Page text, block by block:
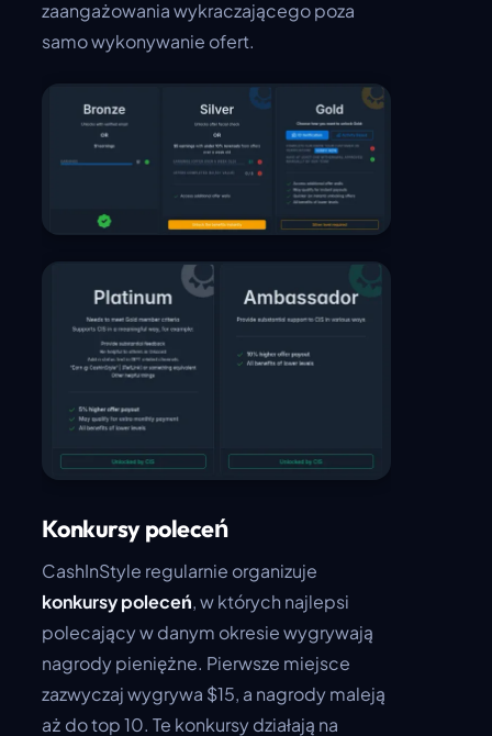
zaangażowania wykraczającego poza
samo wykonywanie ofert.
Konkursy poleceń
CashInStyle regularnie organizuje
konkursy poleceń, w których najlepsi
polecający w danym okresie wygrywają
nagrody pieniężne. Pierwsze miejsce
zazwyczaj wygrywa $15, a nagrody maleją
aż do top 10. Te konkursy działają na